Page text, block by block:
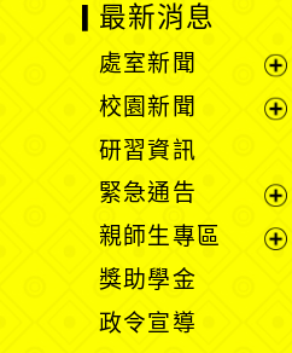
最新消息
處室新聞
展
開
單
校園新聞
選
單
研習資訊
緊急通告
展
親師生專區
獎助學金
政令宣導